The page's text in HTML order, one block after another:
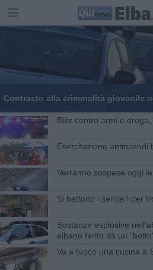
Contrasto alla criminalità giovanile
Blitz contro armi e
Esercitazione antincendi
Verranno sospese oggi
Si battono i sentieri per
Sostanze esplosive
elbano ferito da un
Va a fuoco una cucina a